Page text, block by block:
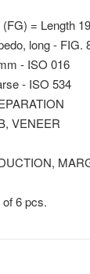
(FG) = Length
long - FIG.
- ISO 016
- ISO 534
VENEER
6 pcs.